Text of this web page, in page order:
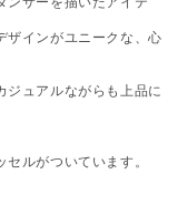
ザインがユニークな、心
ジュアルながらも上品に
ルがついています。